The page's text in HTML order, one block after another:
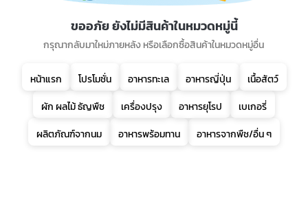
ขออภัย ยังไม่มีสินค้าในหมวดหมู่นี้
กรุณากลับมาใหม่ภายหลัง หรือเลือกซื้อสินค้าในหมวดหมู่อื่น
หน้าแรก โปรโมชั่น อาหารทะเล อาหารญี่ปุ่น
เนื้อสัตว์
ผัก ผลไม้ ธัญพืช
เครื่องปรุง อาหารยุโรป
เบเกอรี่
ผลิตภัณฑ์จากนม
อาหารพร้อมทาน อาหารจากพืช/อื่น ๆ